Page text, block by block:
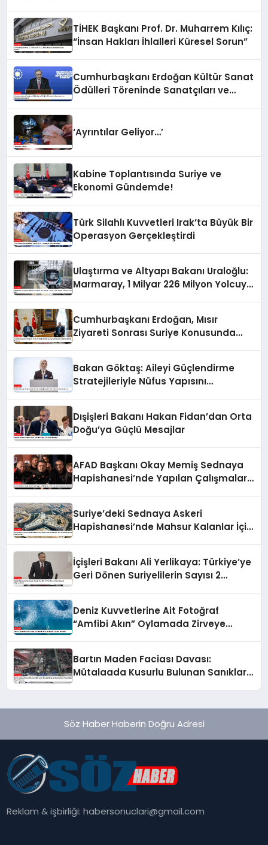
TİHEK Başkanı Prof. Dr. Muharrem Kılıç:
“İnsan Hakları İhlalleri Küresel Sorun”
Cumhurbaşkanı Erdoğan Kültür Sanat
Ödülleri Töreninde Sanatçıları ve
‘Ayrıntılar Geliyor…’
Kabine Toplantısında Suriye ve
Ekonomi Gündemde!
Türk Silahlı Kuvvetleri Irak’ta Büyük Bir
Operasyon Gerçekleştirdi
Ulaştırma ve Altyapı Bakanı Uraloğlu:
Marmaray, 1 Milyar 226 Milyon Yolcuya
Cumhurbaşkanı Erdoğan, Mısır
Ziyareti Sonrası Suriye Konusunda
Bakan Göktaş: Aileyi Güçlendirme
Stratejileriyle Nüfus Yapısını
Dışişleri Bakanı Hakan Fidan’dan Orta
Doğu’ya Güçlü Mesajlar
AFAD Başkanı Okay Memiş Sednaya
Hapishanesi’nde Yapılan Çalışmaları
Suriye’deki Sednaya Askeri
Hapishanesi’nde Mahsur Kalanlar İçin
İçişleri Bakanı Ali Yerlikaya: Türkiye’ye
Geri Dönen Suriyelilerin Sayısı 2
Deniz Kuvvetlerine Ait Fotoğraf
“Amfibi Akın” Oylamada Zirveye
Bartın Maden Faciası Davası:
Mütalaada Kusurlu Bulunan Sanıklar
Söz Haber Haberin Doğru Adresi
Reklam & işbirliği:habersonuclari@gmail.com